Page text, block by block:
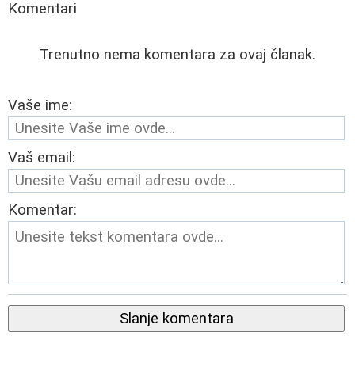
Komentari
Trenutno nema komentara za ovaj članak.
Vaše ime:
Vaš email:
Komentar:
Slanje komentara